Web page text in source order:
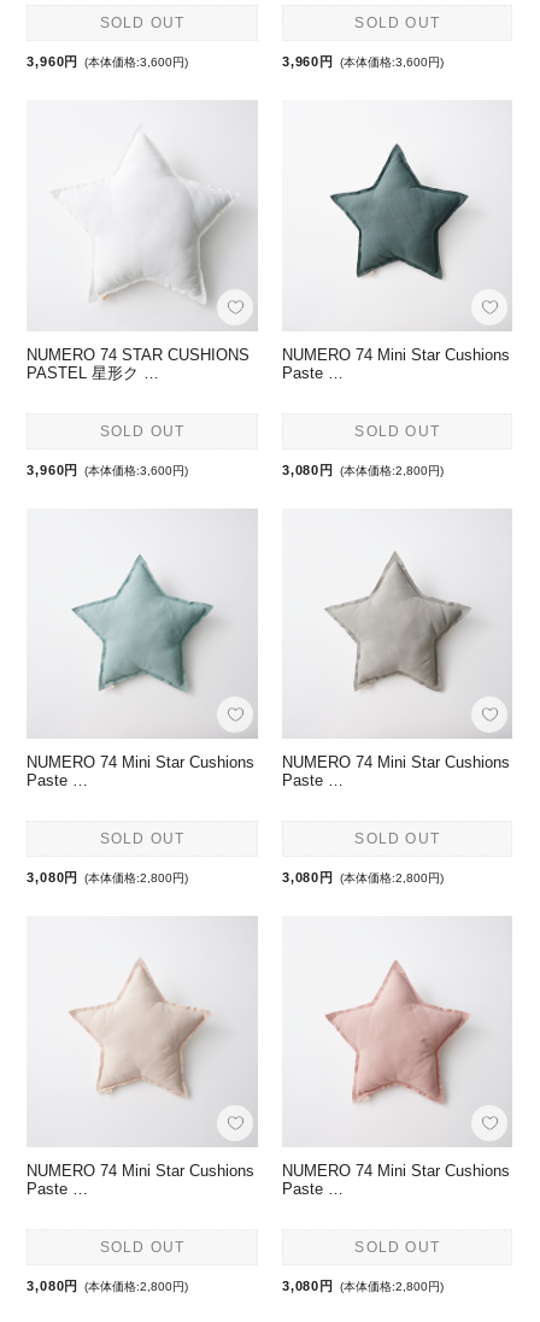
SOLD OUT
3,960円 (本体価格:3,600円)
SOLD OUT
3,960円 (本体価格:3,600円)
NUMERO 74 STAR CUSHIONS
PASTEL 星形ク …
SOLD OUT
3,960円 (本体価格:3,600円)
NUMERO 74 Mini Star Cushions
Paste …
SOLD OUT
3,080円 (本体価格:2,800円)
NUMERO 74 Mini Star Cushions
Paste …
SOLD OUT
3,080円 (本体価格:2,800円)
NUMERO 74 Mini Star Cushions
Paste …
SOLD OUT
3,080円 (本体価格:2,800円)
NUMERO 74 Mini Star Cushions
Paste …
SOLD OUT
3,080円 (本体価格:2,800円)
NUMERO 74 Mini Star Cushions
Paste …
SOLD OUT
3,080円 (本体価格:2,800円)